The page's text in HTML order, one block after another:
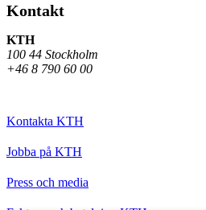
Kontakt
KTH
100 44 Stockholm
+46 8 790 60 00
Kontakta KTH
Jobba på KTH
Press och media